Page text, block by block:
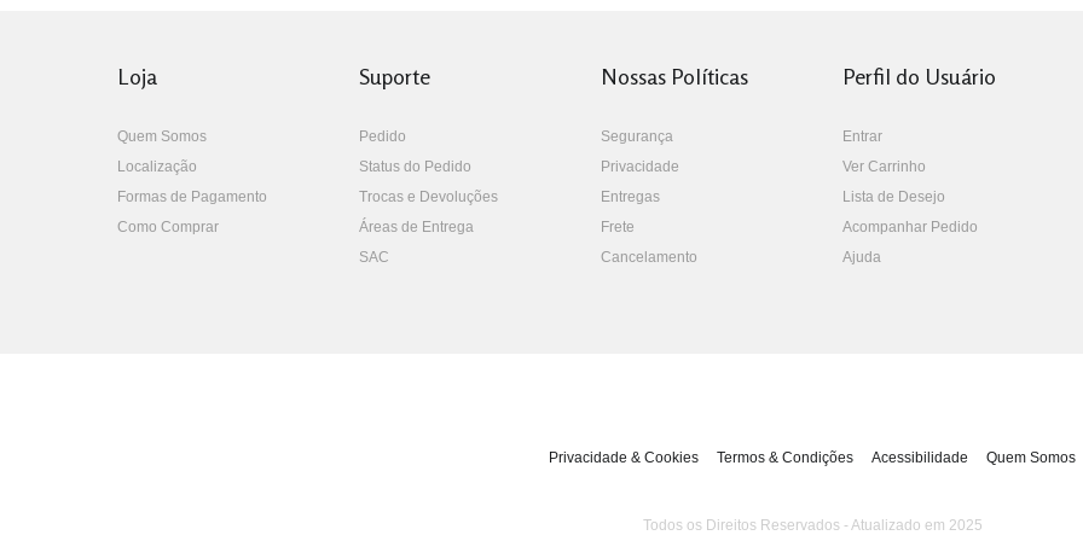
Loja
Quem Somos
Localização
Formas de Pagamento
Como Comprar
Suporte
Pedido
Status do Pedido
Trocas e Devoluções
Áreas de Entrega
SAC
Nossas Políticas
Segurança
Privacidade
Entregas
Frete
Cancelamento
Perfil do Usuário
Entrar
Ver Carrinho
Lista de Desejo
Acompanhar Pedido
Ajuda
Privacidade & Cookies Termos & Condições Acessibilidade Quem Somos
Todos os Direitos Reservados - Atualizado em 2025